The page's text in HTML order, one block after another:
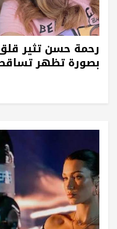
رحمة حسن تثير
بصورة تظهر